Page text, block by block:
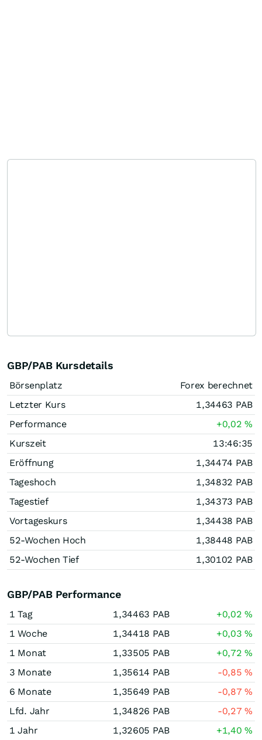
GBP/PAB Kursdetails
Börsenplatz
Forex berechnet
Letzter Kurs
1,34463 PAB
Performance
+0,02%
Kurszeit
13:46:35
Eröffnung
1,34474 PAB
Tageshoch
1,34832 PAB
Tagestief
1,34373 PAB
Vortageskurs
1,34438 PAB
52-Wochen Hoch
1,38448 PAB
52-Wochen Tief
1,30102 PAB
GBP/PAB Performance
1 Tag 1,34463 PAB +0,02%
1 Woche
1,34418 PAB +0,03%
1 Monat
1,33505 PAB +0,72%
3 Monate
1,35614 PAB -0,85%
6 Monate
1,35649 PAB -0,87%
Lfd. Jahr
1,34826 PAB -0,27%
1 Jahr
1,32605 PAB +1,40%